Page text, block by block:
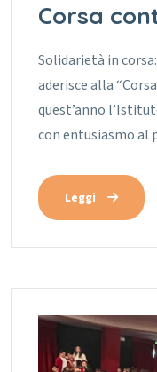
Corsa
Solidarietà in
aderisce alla
quest’anno
con entusiasmo al
Leggi